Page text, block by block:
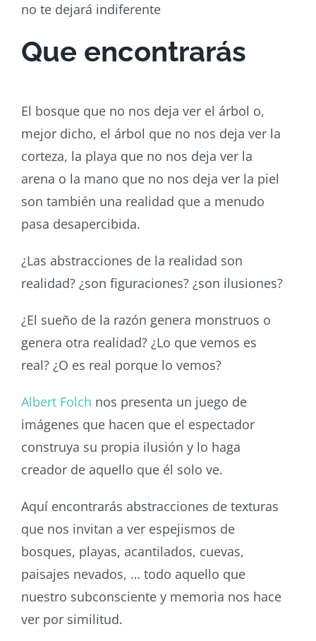
no te dejará indiferente
Que encontrarás
El bosque que no nos deja ver el árbol o,
mejor dicho, el árbol que no nos deja ver la
corteza, la playa que no nos deja ver la
arena o la mano que no nos deja ver la piel
son también una realidad que a menudo
pasa desapercibida.
¿Las abstracciones de la realidad son
realidad? ¿son figuraciones? ¿son ilusiones?
¿El sueño de la razón genera monstruos o
genera otra realidad? ¿Lo que vemos es
real? ¿O es real porque lo vemos?
Albert Folch nos presenta un juego de
imágenes que hacen que el espectador
construya su propia ilusión y lo haga
creador de aquello que él solo ve.
Aquí encontrarás abstracciones de texturas
que nos invitan a ver espejismos de
bosques, playas, acantilados, cuevas,
paisajes nevados, … todo aquello que
nuestro subconsciente y memoria nos hace
ver por similitud.